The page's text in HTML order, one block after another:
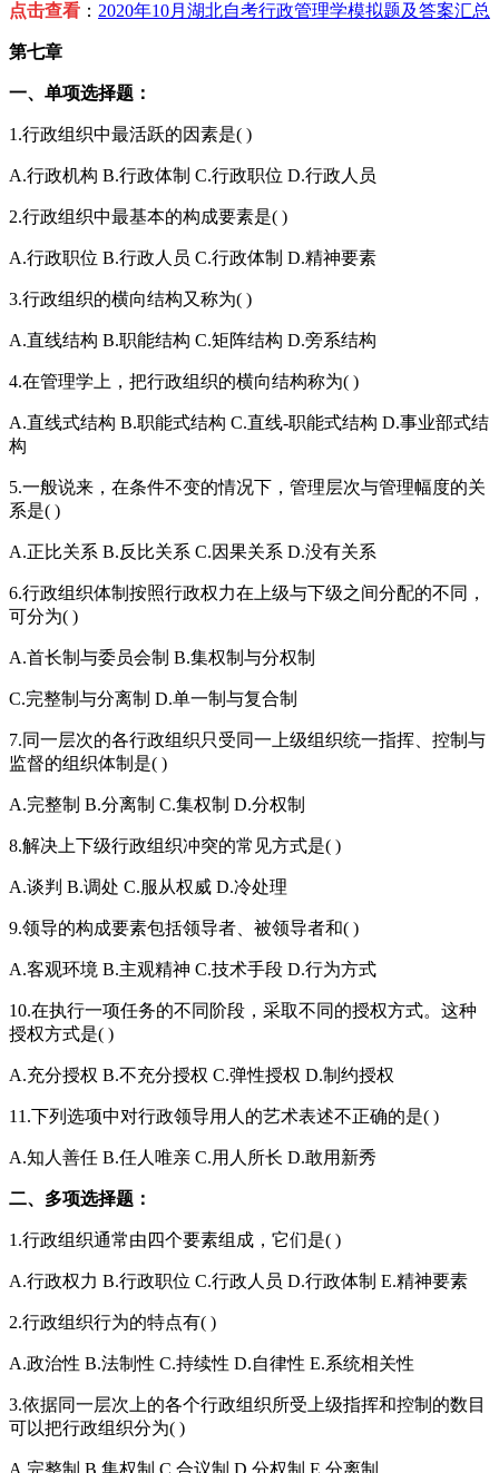
点击查看 ： 2020年10月湖北自考行政管理学模拟题及答案汇总
第七章
一、单项选择题：
1.行政组织中最活跃的因素是( )
A.行政机构 B.行政体制 C.行政职位 D.行政人员
2.行政组织中最基本的构成要素是( )
A.行政职位 B.行政人员 C.行政体制 D.精神要素
3.行政组织的横向结构又称为( )
A.直线结构 B.职能结构 C.矩阵结构 D.旁系结构
4.在管理学上，把行政组织的横向结构称为( )
A.直线式结构 B.职能式结构 C.直线-职能式结构 D.事业部式结
构
5.一般说来，在条件不变的情况下，管理层次与管理幅度的关
系是( )
A.正比关系 B.反比关系 C.因果关系 D.没有关系
6.行政组织体制按照行政权力在上级与下级之间分配的不同，
可分为( )
A.首长制与委员会制 B.集权制与分权制
C.完整制与分离制 D.单一制与复合制
7.同一层次的各行政组织只受同一上级组织统一指挥、控制与
监督的组织体制是( )
A.完整制 B.分离制 C.集权制 D.分权制
8.解决上下级行政组织冲突的常见方式是( )
A.谈判 B.调处 C.服从权威 D.冷处理
9.领导的构成要素包括领导者、被领导者和( )
A.客观环境 B.主观精神 C.技术手段 D.行为方式
10.在执行一项任务的不同阶段，采取不同的授权方式。这种
授权方式是( )
A.充分授权 B.不充分授权 C.弹性授权 D.制约授权
11.下列选项中对行政领导用人的艺术表述不正确的是( )
A.知人善任 B.任人唯亲 C.用人所长 D.敢用新秀
二、多项选择题：
1.行政组织通常由四个要素组成，它们是( )
A.行政权力 B.行政职位 C.行政人员 D.行政体制 E.精神要素
2.行政组织行为的特点有( )
A.政治性 B.法制性 C.持续性 D.自律性 E.系统相关性
3.依据同一层次上的各个行政组织所受上级指挥和控制的数目
可以把行政组织分为( )
A.完整制 B.集权制 C.合议制 D.分权制 E.分离制